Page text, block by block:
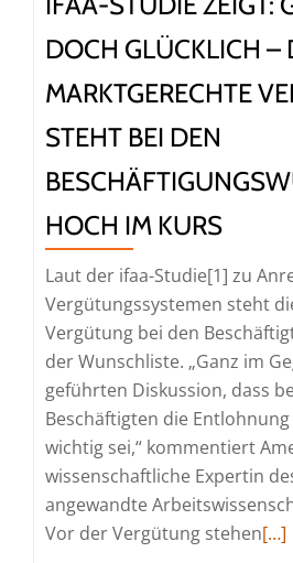
DOCH GLÜCKLICH –
MARKTGERECHTE
STEHT BEI DEN
HOCH IM KURS
Laut der ifaa-Studie[1] zu
Vergütungssystemen steht
Vergütung bei den
der Wunschliste. „Ganz im
geführten Diskussion, dass
Beschäftigten die
wichtig sei,“ kommentiert
wissenschaftliche Expertin
angewandte
Vor der Vergütung stehenRead
[…]